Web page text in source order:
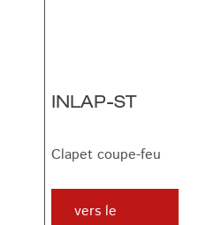
INLAP-ST
Clapet coupe-feu
vers le